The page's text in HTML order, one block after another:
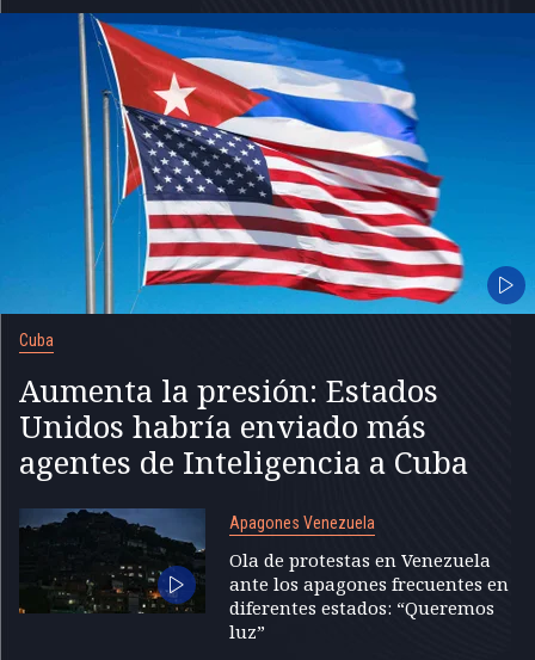
Cuba
Aumenta la presión: Estados
Unidos habría enviado más
agentes de Inteligencia a Cuba
Apagones Venezuela
Ola de protestas en Venezuela
ante los apagones frecuentes en
diferentes estados: “Queremos
luz”